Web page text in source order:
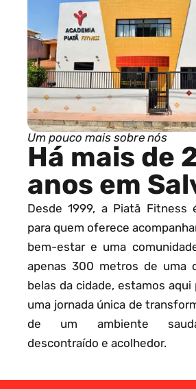
Um pouco mais sobre nós
Há mais de
anos em
Desde 1999, a Piatã Fitness
para quem oferece
bem-estar e uma
apenas 300 metros de uma
belas da cidade, estamos aqui
uma jornada única de
de um ambiente
descontraído e acolhedor.